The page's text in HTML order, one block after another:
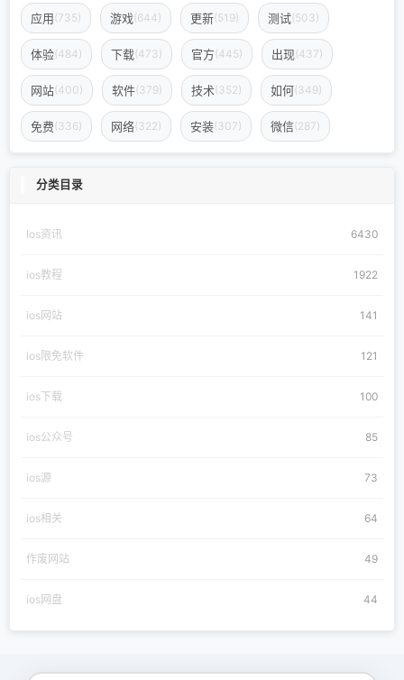
应用(735) 游戏(644) 更新(519) 测试(503)
体验(484) 下载(473) 官方(445) 出现(437)
网站(400) 软件(379) 技术(352) 如何(349)
免费(336) 网络(322) 安装(307) 微信(287)
分类目录
Ios资讯 6430
ios教程 1922
ios网站 141
ios限免软件 121
ios下载 100
ios公众号 85
ios源 73
ios相关 64
作废网站 49
ios网盘 44